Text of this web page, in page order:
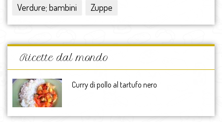
febbraio 2015
dicembre 2014
novembre 2014
ottobre 2014
settembre 2014
agosto 2014
luglio 2014
giugno 2014
maggio 2014
Verdure; bambini Zuppe
Ricette dal mondo
Curry di pollo al tartufo nero